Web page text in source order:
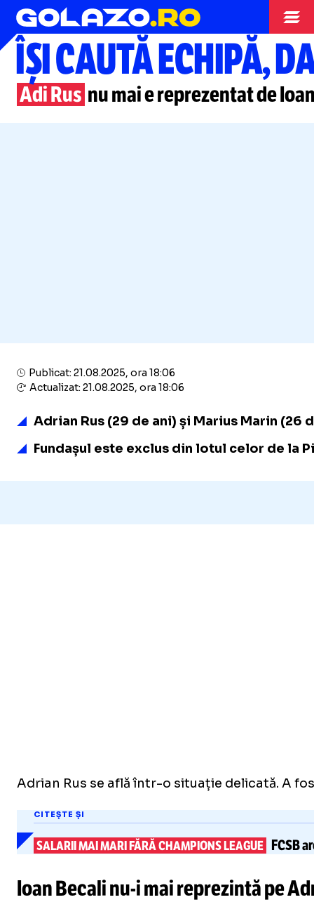
Stranieri
ÎȘI CAUTĂ ECHIPĂ,
Adi Rus nu mai e reprezentat de
Publicat: 21.08.2025, ora 18:06
Actualizat: 21.08.2025, ora 18:06
Adrian Rus (29 de ani) și Marius Marin
Fundașul este exclus din lotul celor de la
Adrian Rus se află într-o situație delicată. A
CITEȘTE ȘI
SALARII MAI MARI FĂRĂ CHAMPIONS LEAGUE FCSB
Ioan Becalinu-imai reprezintă pe